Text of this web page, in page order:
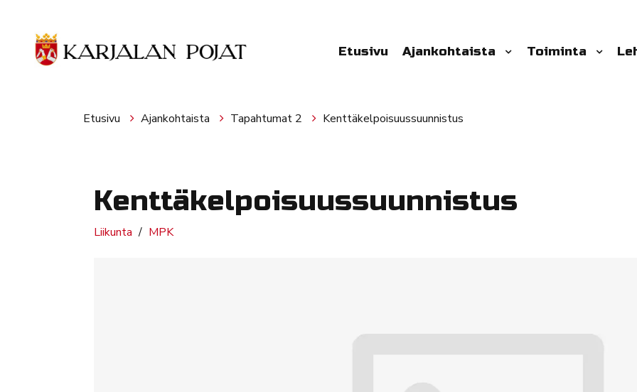
Etusivu Ajankohtaista Toiminta
Etusivu Ajankohtaista Tapahtumat 2 Kenttäkelpoisuussuunnistus
Kenttäkelpoisuussuunnistus
Liikunta MPK